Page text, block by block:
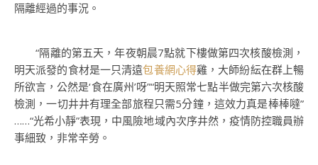
隔離經過的事況。
“隔離的第五天，年夜朝晨7點就下樓做第四次核酸檢測，
明天派發的食材是一只清遠包養網心得雞，大師紛紜在群上暢
所欲言，公然是‘食在廣州’呀”“明天照常七點半做完第六次核酸
檢測，一切井井有理全部旅程只需5分鐘，這效力真是棒棒噠”
……“光希小靜”表現，中風險地域內次序井然，疫情防控職員辦
事細致，非常辛勞。